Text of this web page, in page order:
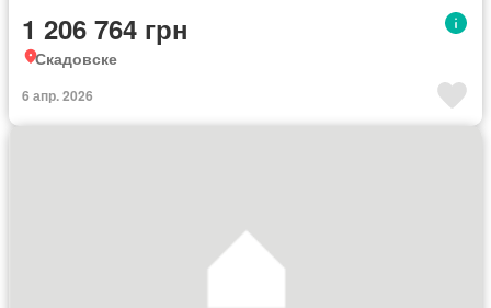
1 206 764 грн
Скадовске
6 апр. 2026